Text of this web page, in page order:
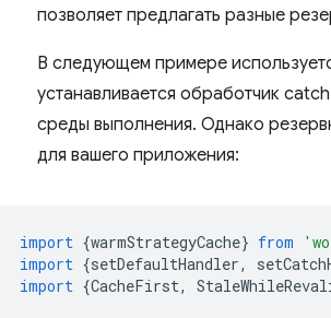
позволяет предлагать разные
В следующем примере
устанавливается обработчик
среды выполнения. Однако
для вашего приложения:
import {warmStrategyCache} from
import {setDefaultHandler,
import {CacheFirst,